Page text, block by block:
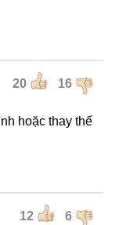
20 16
hoặc thay thế
12 6